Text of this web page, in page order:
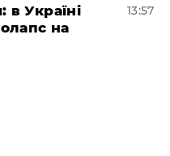
в Україні
на
13:57